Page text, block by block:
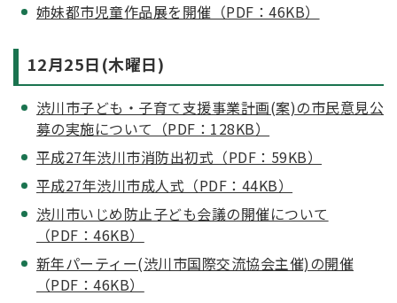
姉妹都市児童作品展を開催（PDF：46KB）
12月25日(木曜日)
渋川市子ども・子育て支援事業計画(案)の市民意見公
募の実施について（PDF：128KB）
平成27年渋川市消防出初式（PDF：59KB）
平成27年渋川市成人式（PDF：44KB）
渋川市いじめ防止子ども会議の開催について
（PDF：46KB）
新年パーティー(渋川市国際交流協会主催)の開催
（PDF：46KB）